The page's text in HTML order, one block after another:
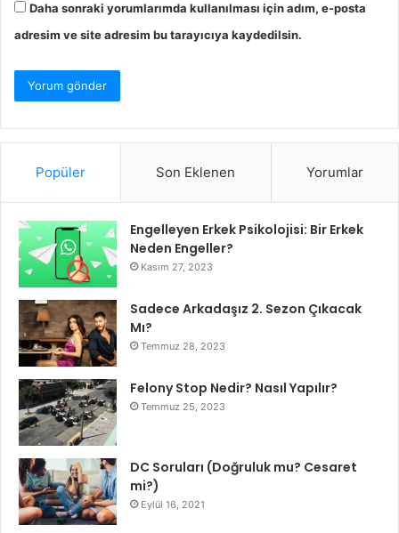
Daha sonraki yorumlarımda kullanılması için adım, e-posta
adresim ve site adresim bu tarayıcıya kaydedilsin.
Popüler Son Eklenen Yorumlar
Engelleyen Erkek Psikolojisi: Bir Erkek
Neden Engeller?
Kasım 27, 2023
Sadece Arkadaşız 2. Sezon Çıkacak
Mı?
Temmuz 28, 2023
Felony Stop Nedir? Nasıl Yapılır?
Temmuz 25, 2023
DC Soruları (Doğruluk mu? Cesaret
mi?)
Eylül 16, 2021